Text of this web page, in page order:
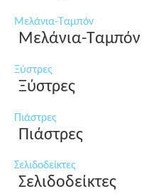
Μελάνια-Ταμπόν
Μελάνια-Ταμπόν
Ξύστρες
Ξύστρες
Πιάστρες
Πιάστρες
Σελιδοδείκτες
Σελιδοδείκτες